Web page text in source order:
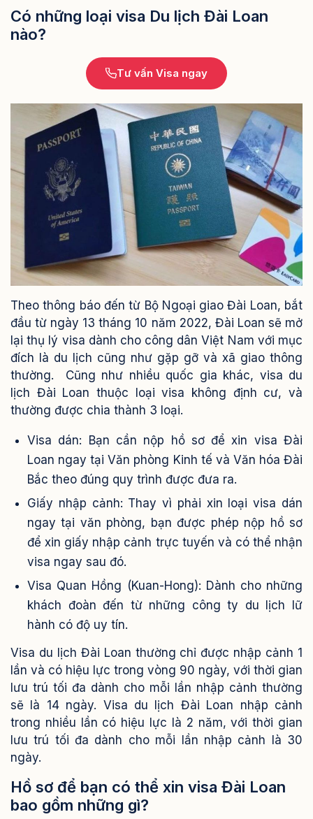
Có những loại visa Du lịch Đài Loan
nào?
Tư vấn Visa ngay
Theo thông báo đến từ Bộ Ngoại giao Đài Loan, bắt
đầu từ ngày 13 tháng 10 năm 2022, Đài Loan sẽ mở
lại thụ lý visa dành cho công dân Việt Nam với mục
đích là du lịch cũng như gặp gỡ và xã giao thông
thường.
Cũng như nhiều quốc gia khác, visa du
lịch Đài Loan thuộc loại visa không định cư, và
thường được chia thành 3 loại.
Visa dán: Bạn cần nộp hồ sơ để xin visa Đài
Loan ngay tại Văn phòng Kinh tế và Văn hóa Đài
Bắc theo đúng quy trình được đưa ra.
Giấy nhập cảnh: Thay vì phải xin loại visa dán
ngay tại văn phòng, bạn được phép nộp hồ sơ
để xin giấy nhập cảnh trực tuyến và có thể nhận
visa ngay sau đó.
Visa Quan Hồng (Kuan-Hong): Dành cho những
khách đoàn đến từ những công ty du lịch lữ
hành có độ uy tín.
Visa du lịch Đài Loan thường chỉ được nhập cảnh 1
lần và có hiệu lực trong vòng 90 ngày, với thời gian
lưu trú tối đa dành cho mỗi lần nhập cảnh thường
sẽ là 14 ngày. Visa du lịch Đài Loan nhập cảnh
trong nhiều lần có hiệu lực là 2 năm, với thời gian
lưu trú tối đa dành cho mỗi lần nhập cảnh là 30
ngày.
Hồ sơ để bạn có thể xin visa Đài Loan
bao gồm những gì?